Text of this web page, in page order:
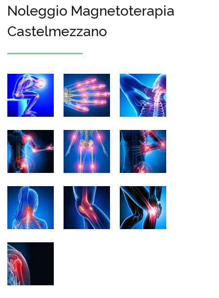
Noleggio Magnetoterapia
Castelmezzano